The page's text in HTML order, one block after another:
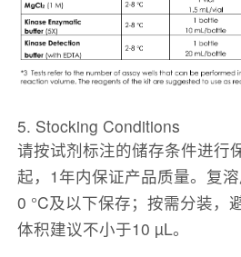
5. Stocking Conditions
请按试剂标注的储存条件进行
起，1年内保证产品质量。复
0 °C及以下保存；按需分装，
体积建议不小于10 µL。